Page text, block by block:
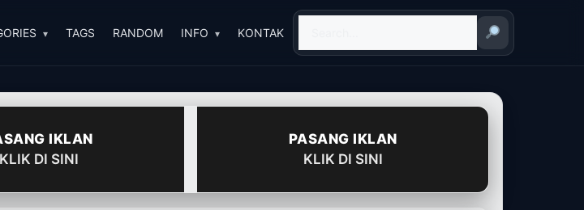
TAGS RANDOM INFO KONTAK
IKLAN
KLIK DI SINI
PASANG IKLAN
KLIK DI SINI